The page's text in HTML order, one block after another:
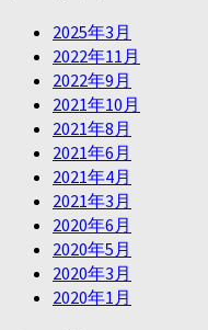
2025年3月
2022年11月
2022年9月
2021年10月
2021年8月
2021年6月
2021年4月
2021年3月
2020年6月
2020年5月
2020年3月
2020年1月